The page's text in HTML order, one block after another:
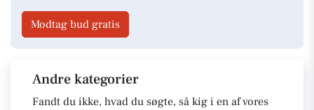
Modtag bud gratis
Andre kategorier
Fandt du ikke, hvad du søgte, så kig i en af vores